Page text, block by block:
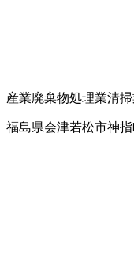
産業廃棄物処理業清
福島県会津若松市神